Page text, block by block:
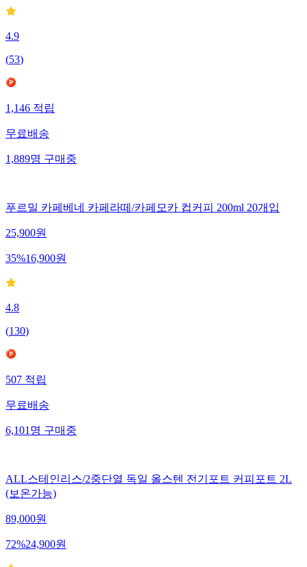
4.9
(53)
1,146적립
무료배송
1,889명구매중
푸르밀 카페베네 카페라떼/카페모카 컵커피 200ml 20개입
25,900원
35%16,900원
4.8
(130)
507적립
무료배송
6,101명구매중
ALL스테인리스/2중단열 독일 올스텐 전기포트 커피포트 2L
(보온가능)
89,000원
72%24,900원